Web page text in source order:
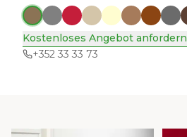
Kostenloses Angebot anfordern
+352 33 33 73